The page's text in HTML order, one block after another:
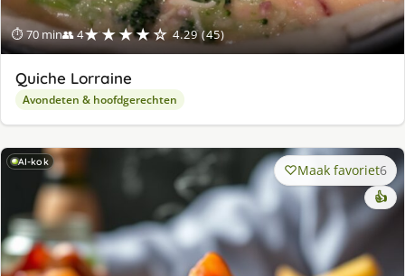
⏱ 70 min👥 4★★★★☆ 4.29 (45)
Quiche Lorraine
Avondeten & hoofdgerechten
AI-kok Maak favoriet6
👍